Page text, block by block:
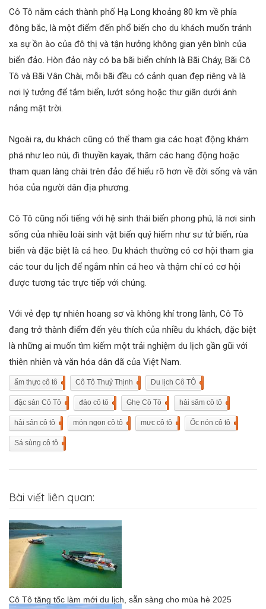
Cô Tô nằm cách thành phố Hạ Long khoảng 80 km về phía
đông bắc, là một điểm đến phổ biến cho du khách muốn tránh
xa sự ồn ào của đô thị và tận hưởng không gian yên bình của
biển đảo. Hòn đảo này có ba bãi biển chính là Bãi Cháy, Bãi Cô
Tô và Bãi Vân Chài, mỗi bãi đều có cảnh quan đẹp riêng và là
nơi lý tưởng để tắm biển, lướt sóng hoặc thư giãn dưới ánh
nắng mặt trời.
Ngoài ra, du khách cũng có thể tham gia các hoạt động khám
phá như leo núi, đi thuyền kayak, thăm các hang động hoặc
tham quan làng chài trên đảo để hiểu rõ hơn về đời sống và văn
hóa của người dân địa phương.
Cô Tô cũng nổi tiếng với hệ sinh thái biển phong phú, là nơi sinh
sống của nhiều loài sinh vật biển quý hiếm như sư tử biển, rùa
biển và đặc biệt là cá heo. Du khách thường có cơ hội tham gia
các tour du lịch để ngắm nhìn cá heo và thậm chí có cơ hội
được tương tác trực tiếp với chúng.
Với vẻ đẹp tự nhiên hoang sơ và không khí trong lành, Cô Tô
đang trở thành điểm đến yêu thích của nhiều du khách, đặc biệt
là những ai muốn tìm kiếm một trải nghiệm du lịch gần gũi với
thiên nhiên và văn hóa dân dã của Việt Nam.
ẩm thực cô tô Cô Tô Thuỷ Thịnh Du lịch Cô TÔ
đặc sản Cô Tô đảo cô tô Ghẹ Cô Tô hải sâm cô tô
hải sản cô tô món ngon cô tô mực cô tô Ốc nón cô tô
Sá sùng cô tô
Bài viết liên quan:
Cô Tô tăng tốc làm mới du lịch, sẵn sàng cho mùa hè 2025